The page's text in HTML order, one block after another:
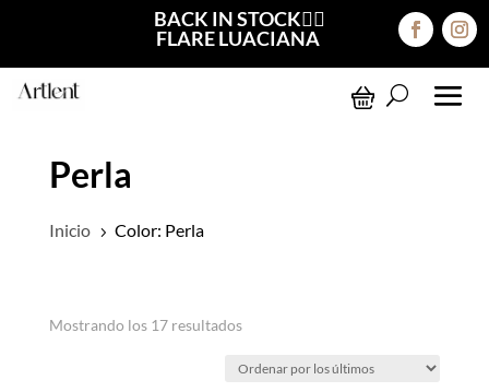
BACK IN STOCK❤️‍🔥
FLARE LUACIANA
Perla
Inicio 5 Color: Perla
Mostrando los 17 resultadosOrdenado